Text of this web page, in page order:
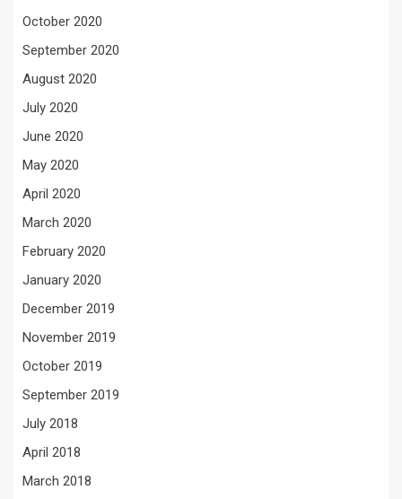
October 2020
September 2020
August 2020
July 2020
June 2020
May 2020
April 2020
March 2020
February 2020
January 2020
December 2019
November 2019
October 2019
September 2019
July 2018
April 2018
March 2018